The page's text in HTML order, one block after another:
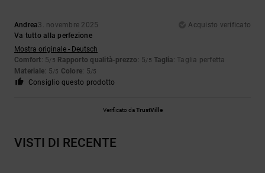
Andrea3. novembre 2025
Acquisto verificato
Va tutto alla perfezione
Mostra originale - Deutsch
Comfort: 5/5 Rapporto qualità-prezzo : 5/5 Taglia: Taglia perfetta
Materiale: 5/5 Colore: 5/5
Consiglio questo prodotto
Verificato daTrustVille
VISTI DI RECENTE